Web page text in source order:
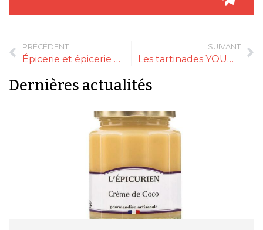
PRÉCÉDENT
Épicerie et épicerie fine : quelles différences ?
SUIVANT
Les tartinades YOUNAU mettent l’accent sur les spécialités d’Occitanie !
Dernières actualités